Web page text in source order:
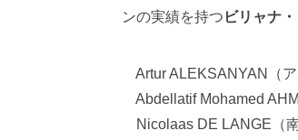
ンの実績を持つ ビリャナ
Artur ALEKSANYAN（ア
Abdellatif Mohamed
Nicolaas DE LANGE（南